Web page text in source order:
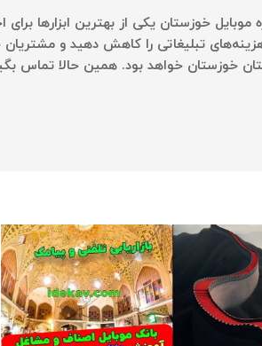
موبایل خوزستان یکی از بهترین ابزارها
تبلیغاتی را کاهش دهید و مشتریان
خوزستان خواهد بود. همین حالا تماس